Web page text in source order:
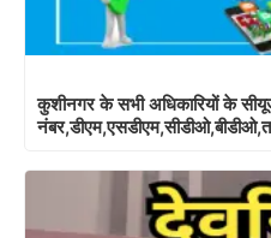
कुशीनगर के सभी अधिकारियों के